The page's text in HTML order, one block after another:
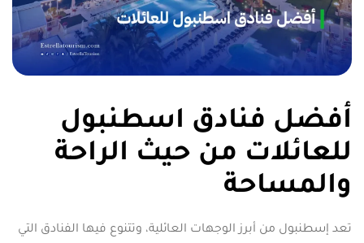
أفضل فنادق اسطنبول
للعائلات من حيث الراحة
والمساحة
تعد إسطنبول من أبرز الوجهات العائلية، وتتنوع فيها الفنادق التي